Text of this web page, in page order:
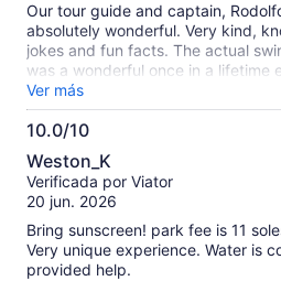
Our tour guide and captain,
absolutely wonderful. Very kind,
jokes and fun facts. The actual
was a wonderful once in a lifetime
said the water on the day we went
regretted not taking medicine for
advance. I would also recommend
covered in guano and the smell is
Overall a great way to spend a
blast. I just wish we had been
Ver más
10.0/10
10.0
de
10
Weston_K
Verificada por Viator
20 jun. 2026
Bring sunscreen! park fee is 11
Very unique experience. Water is
provided help.